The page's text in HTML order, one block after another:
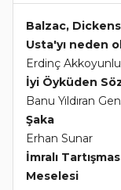
Balzac,
Usta'yı neden
Erdinç Akkoyunlu
İyi Öyküden
Banu Yıldıran
Şaka
Erhan Sunar
İmralı
Meselesi